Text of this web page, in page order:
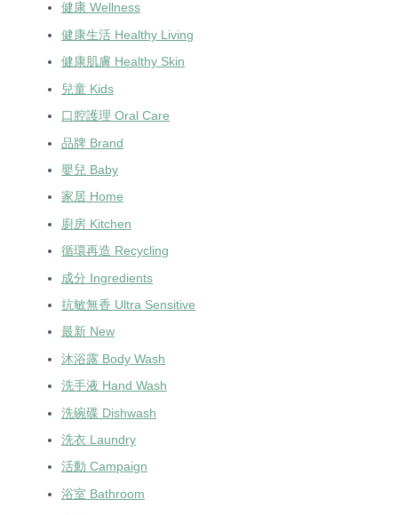
健康 Wellness
健康生活 Healthy Living
健康肌膚 Healthy Skin
兒童 Kids
口腔護理 Oral Care
品牌 Brand
嬰兒 Baby
家居 Home
廚房 Kitchen
循環再造 Recycling
成分 Ingredients
抗敏無香 Ultra Sensitive
最新 New
沐浴露 Body Wash
洗手液 Hand Wash
洗碗碟 Dishwash
洗衣 Laundry
活動 Campaign
浴室 Bathroom